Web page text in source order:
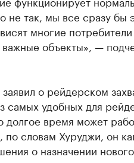
не так, мы все сразу бы
многие
объекты», —
о рейдерском
самых удобных для
долгое время может
по словам Хуруджи, он
о назначении нового